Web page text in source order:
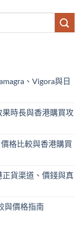
、Vigora與日
時長與香港購買攻
格比較與香港購買
貨渠道、價錢與真
與價格指南